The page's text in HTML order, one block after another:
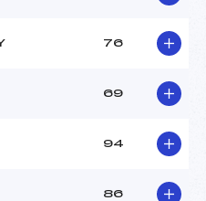
76
69
94
86